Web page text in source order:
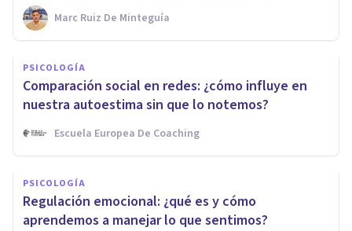
Marc Ruiz De Minteguía
PSICOLOGÍA
Comparación social en redes: ¿cómo influye en
nuestra autoestima sin que lo notemos?
Escuela Europea De Coaching
PSICOLOGÍA
Regulación emocional: ¿qué es y cómo
aprendemos a manejar lo que sentimos?